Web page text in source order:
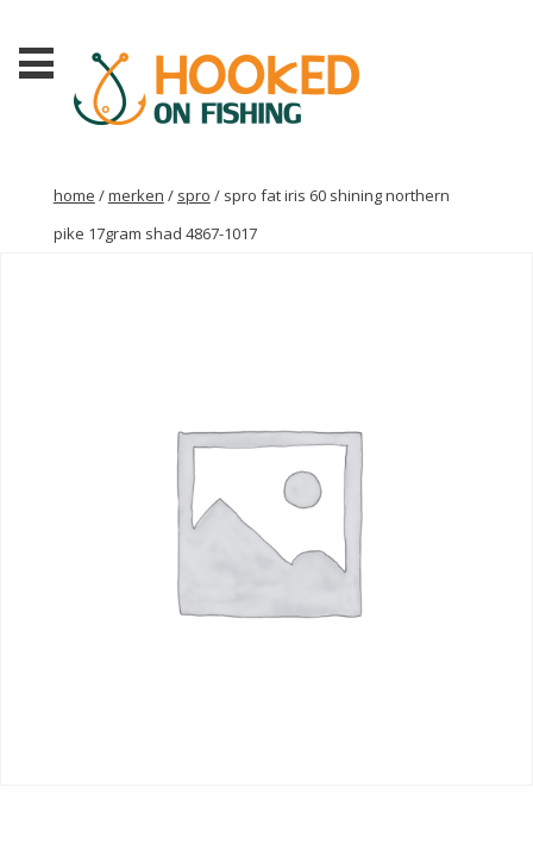
home /merken / spro / spro fat iris 60 shining northern
pike 17gram shad 4867-1017